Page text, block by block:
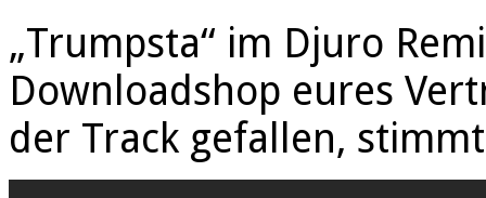
„Trumpsta“ im Djuro
Downloadshop eures
der Track gefallen,